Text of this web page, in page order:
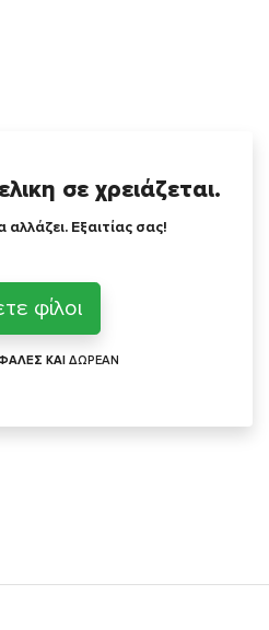
σε χρειάζεται.
Εξαιτίας σας!
φίλοι
ΚΑΙ ΔΩΡΕΑΝ